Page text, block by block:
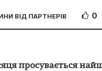
ВІД ПАРТНЕРІВ 0
просувається